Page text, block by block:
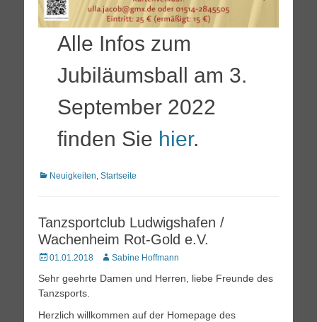
Alle Infos zum
Jubiläumsball am 3.
September 2022
finden Sie hier.
Kategorien
Neuigkeiten, Startseite
Tanzsportclub Ludwigshafen /
Wachenheim Rot-Gold e.V.
Posted
01.01.2018 AutorSabine Hoffmann
Sehr geehrte Damen und Herren, liebe Freunde des
Tanzsports.
Herzlich willkommen auf der Homepage des